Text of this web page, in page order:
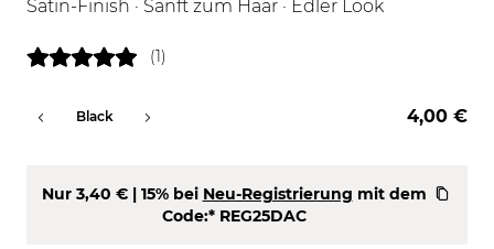
Satin-Finish · Sanft zum Haar · Edler Look
(1)
Black 4,00 €
Nur 3,40 €| 15% bei Neu-Registrierung mit dem
Code:* REG25DAC